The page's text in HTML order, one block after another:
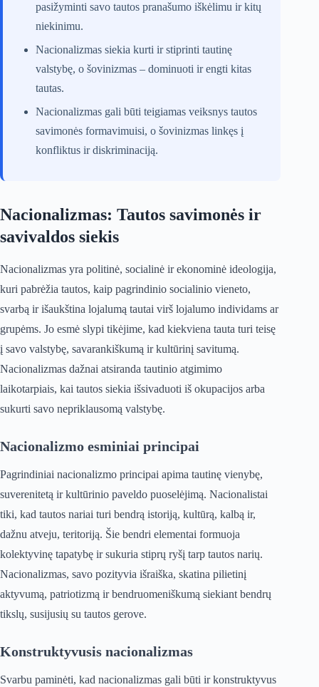
pasižyminti savo tautos pranašumo iškėlimu ir kitų
niekinimu.
Nacionalizmas siekia kurti ir stiprinti tautinę
valstybę, o šovinizmas – dominuoti ir engti kitas
tautas.
Nacionalizmas gali būti teigiamas veiksnys tautos
savimonės formavimuisi, o šovinizmas linkęs į
konfliktus ir diskriminaciją.
Nacionalizmas: Tautos savimonės ir
savivaldos siekis
Nacionalizmas yra politinė, socialinė ir ekonominė ideologija,
kuri pabrėžia tautos, kaip pagrindinio socialinio vieneto,
svarbą ir išaukština lojalumą tautai virš lojalumo individams ar
grupėms. Jo esmė slypi tikėjime, kad kiekviena tauta turi teisę
į savo valstybę, savarankiškumą ir kultūrinį savitumą.
Nacionalizmas dažnai atsiranda tautinio atgimimo
laikotarpiais, kai tautos siekia išsivaduoti iš okupacijos arba
sukurti savo nepriklausomą valstybę.
Nacionalizmo esminiai principai
Pagrindiniai nacionalizmo principai apima tautinę vienybę,
suverenitetą ir kultūrinio paveldo puoselėjimą. Nacionalistai
tiki, kad tautos nariai turi bendrą istoriją, kultūrą, kalbą ir,
dažnu atveju, teritoriją. Šie bendri elementai formuoja
kolektyvinę tapatybę ir sukuria stiprų ryšį tarp tautos narių.
Nacionalizmas, savo pozityvia išraiška, skatina pilietinį
aktyvumą, patriotizmą ir bendruomeniškumą siekiant bendrų
tikslų, susijusių su tautos gerove.
Konstruktyvusis nacionalizmas
Svarbu paminėti, kad nacionalizmas gali būti ir konstruktyvus